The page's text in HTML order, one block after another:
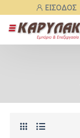
ΕΊΣΟΔΟΣ